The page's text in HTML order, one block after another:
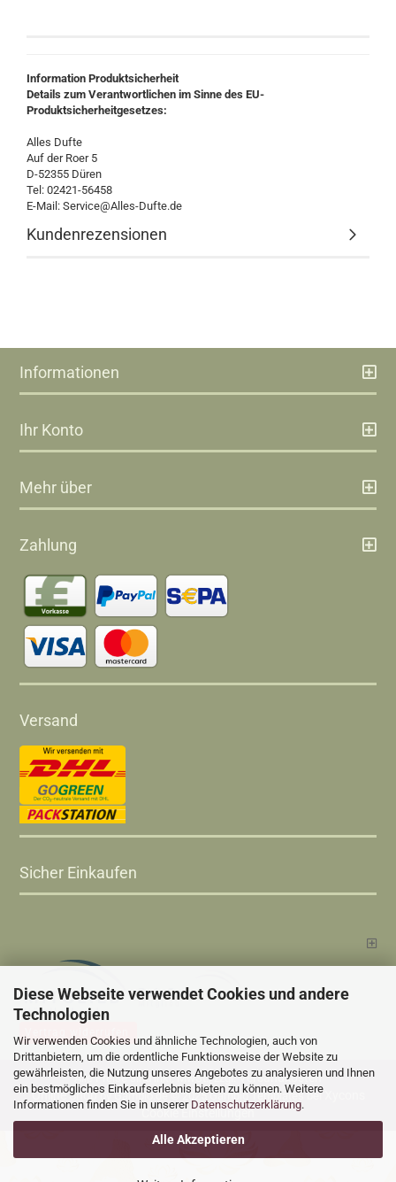
Diese Webseite verwendet Cookies und andere
Technologien
Wir verwenden Cookies und ähnliche Technologien, auch von
Drittanbietern, um die ordentliche Funktionsweise der Website zu
gewährleisten, die Nutzung unseres Angebotes zu analysieren und Ihnen
ein bestmögliches Einkaufserlebnis bieten zu können. Weitere
Informationen finden Sie in unserer Datenschutzerklärung.
Alle Akzeptieren
Information Produktsicherheit
Details zum Verantwortlichen im Sinne des EU-
Produktsicherheitgesetzes:
Alles Dufte
Auf der Roer 5
D-52355 Düren
Tel: 02421-56458
E-Mail: Service@Alles-Dufte.de
Kundenrezensionen
Informationen
Ihr Konto
Mehr über
Zahlung
Versand
Sicher Einkaufen
Alle Preise sind inkl. MwSt., zzgl.Versandkosten
Online Shopby Gambio.de © 2025 Gambio Templates bei
Cookie Einstellungen